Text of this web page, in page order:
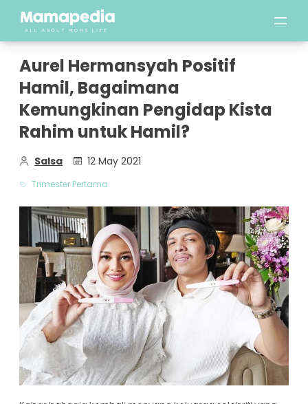
Aurel Hermansyah Positif
Hamil, Bagaimana
Kemungkinan Pengidap Kista
Rahim untuk Hamil?
Salsa 12 May 2021
Trimester Pertama